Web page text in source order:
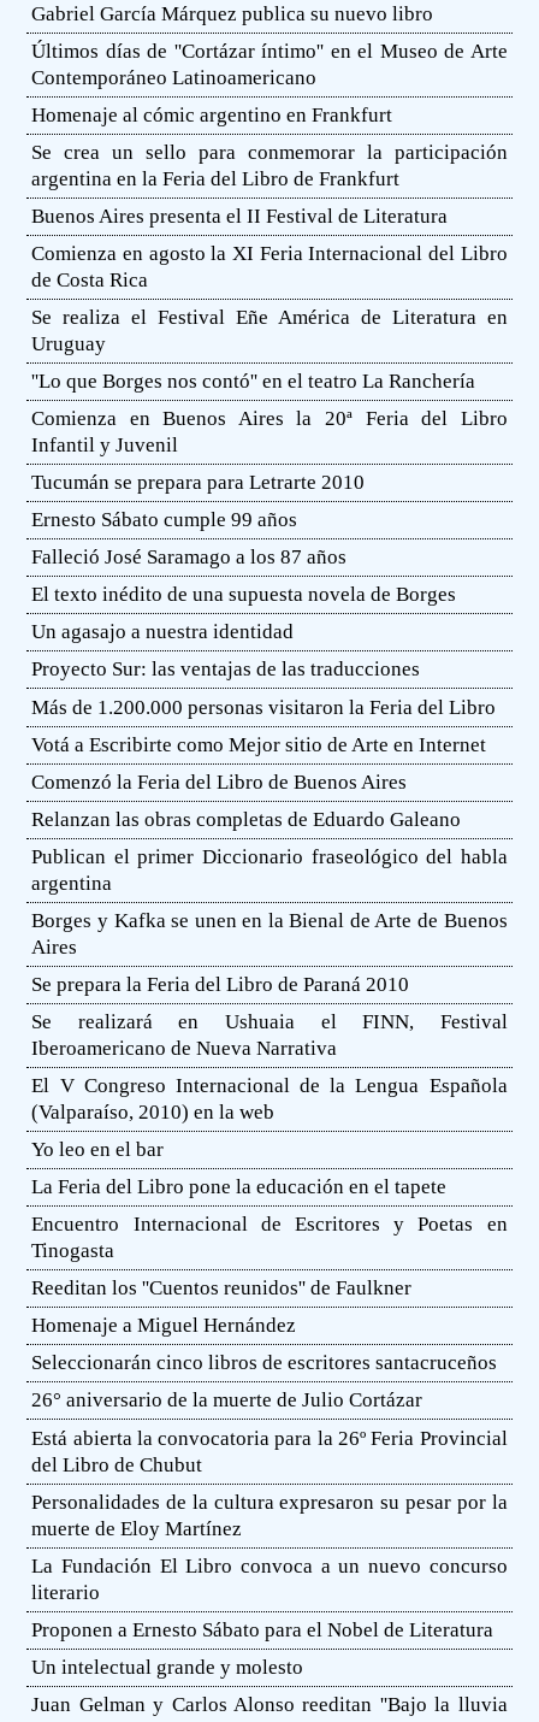
Gabriel García Márquez publica su nuevo libro
Últimos días de ''Cortázar íntimo'' en el Museo de Arte
Contemporáneo Latinoamericano
Homenaje al cómic argentino en Frankfurt
Se crea un sello para conmemorar la participación
argentina en la Feria del Libro de Frankfurt
Buenos Aires presenta el II Festival de Literatura
Comienza en agosto la XI Feria Internacional del Libro
de Costa Rica
Se realiza el Festival Eñe América de Literatura en
Uruguay
''Lo que Borges nos contó'' en el teatro La Ranchería
Comienza en Buenos Aires la 20ª Feria del Libro
Infantil y Juvenil
Tucumán se prepara para Letrarte 2010
Ernesto Sábato cumple 99 años
Falleció José Saramago a los 87 años
El texto inédito de una supuesta novela de Borges
Un agasajo a nuestra identidad
Proyecto Sur: las ventajas de las traducciones
Más de 1.200.000 personas visitaron la Feria del Libro
Votá a Escribirte como Mejor sitio de Arte en Internet
Comenzó la Feria del Libro de Buenos Aires
Relanzan las obras completas de Eduardo Galeano
Publican el primer Diccionario fraseológico del habla
argentina
Borges y Kafka se unen en la Bienal de Arte de Buenos
Aires
Se prepara la Feria del Libro de Paraná 2010
Se realizará en Ushuaia el FINN, Festival
Iberoamericano de Nueva Narrativa
El V Congreso Internacional de la Lengua Española
(Valparaíso, 2010) en la web
Yo leo en el bar
La Feria del Libro pone la educación en el tapete
Encuentro Internacional de Escritores y Poetas en
Tinogasta
Reeditan los ''Cuentos reunidos'' de Faulkner
Homenaje a Miguel Hernández
Seleccionarán cinco libros de escritores santacruceños
26° aniversario de la muerte de Julio Cortázar
Está abierta la convocatoria para la 26º Feria Provincial
del Libro de Chubut
Personalidades de la cultura expresaron su pesar por la
muerte de Eloy Martínez
La Fundación El Libro convoca a un nuevo concurso
literario
Proponen a Ernesto Sábato para el Nobel de Literatura
Un intelectual grande y molesto
Juan Gelman y Carlos Alonso reeditan ''Bajo la lluvia